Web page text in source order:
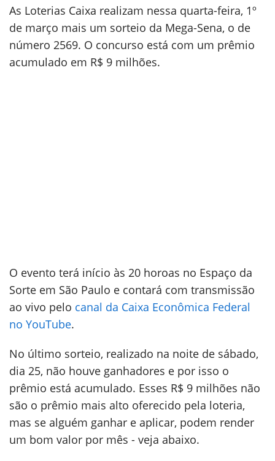
As Loterias Caixa realizam nessa quarta-feira, 1º
de março mais um sorteio da Mega-Sena, o de
número 2569. O concurso está com um prêmio
acumulado em R$ 9 milhões.
O evento terá início às 20 horoas no Espaço da
Sorte em São Paulo e contará com transmissão
ao vivo pelo canal da Caixa Econômica Federal
no YouTube.
No último sorteio, realizado na noite de sábado,
dia 25, não houve ganhadores e por isso o
prêmio está acumulado. Esses R$ 9 milhões não
são o prêmio mais alto oferecido pela loteria,
mas se alguém ganhar e aplicar, podem render
um bom valor por mês - veja abaixo.